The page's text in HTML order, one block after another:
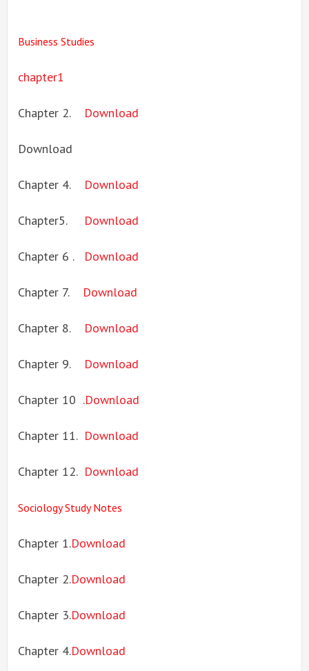
Business Studies
chapter1
Chapter 2. Download
Download
Chapter 4.Download
Chapter5. Download
Chapter 6 . Download
Chapter 7. Download
Chapter 8. Download
Chapter 9. Download
Chapter 10 .Download
Chapter 11. Download
Chapter 12. Download
Sociology Study Notes
Chapter 1.Download
Chapter 2.Download
Chapter 3.Download
Chapter 4.Download